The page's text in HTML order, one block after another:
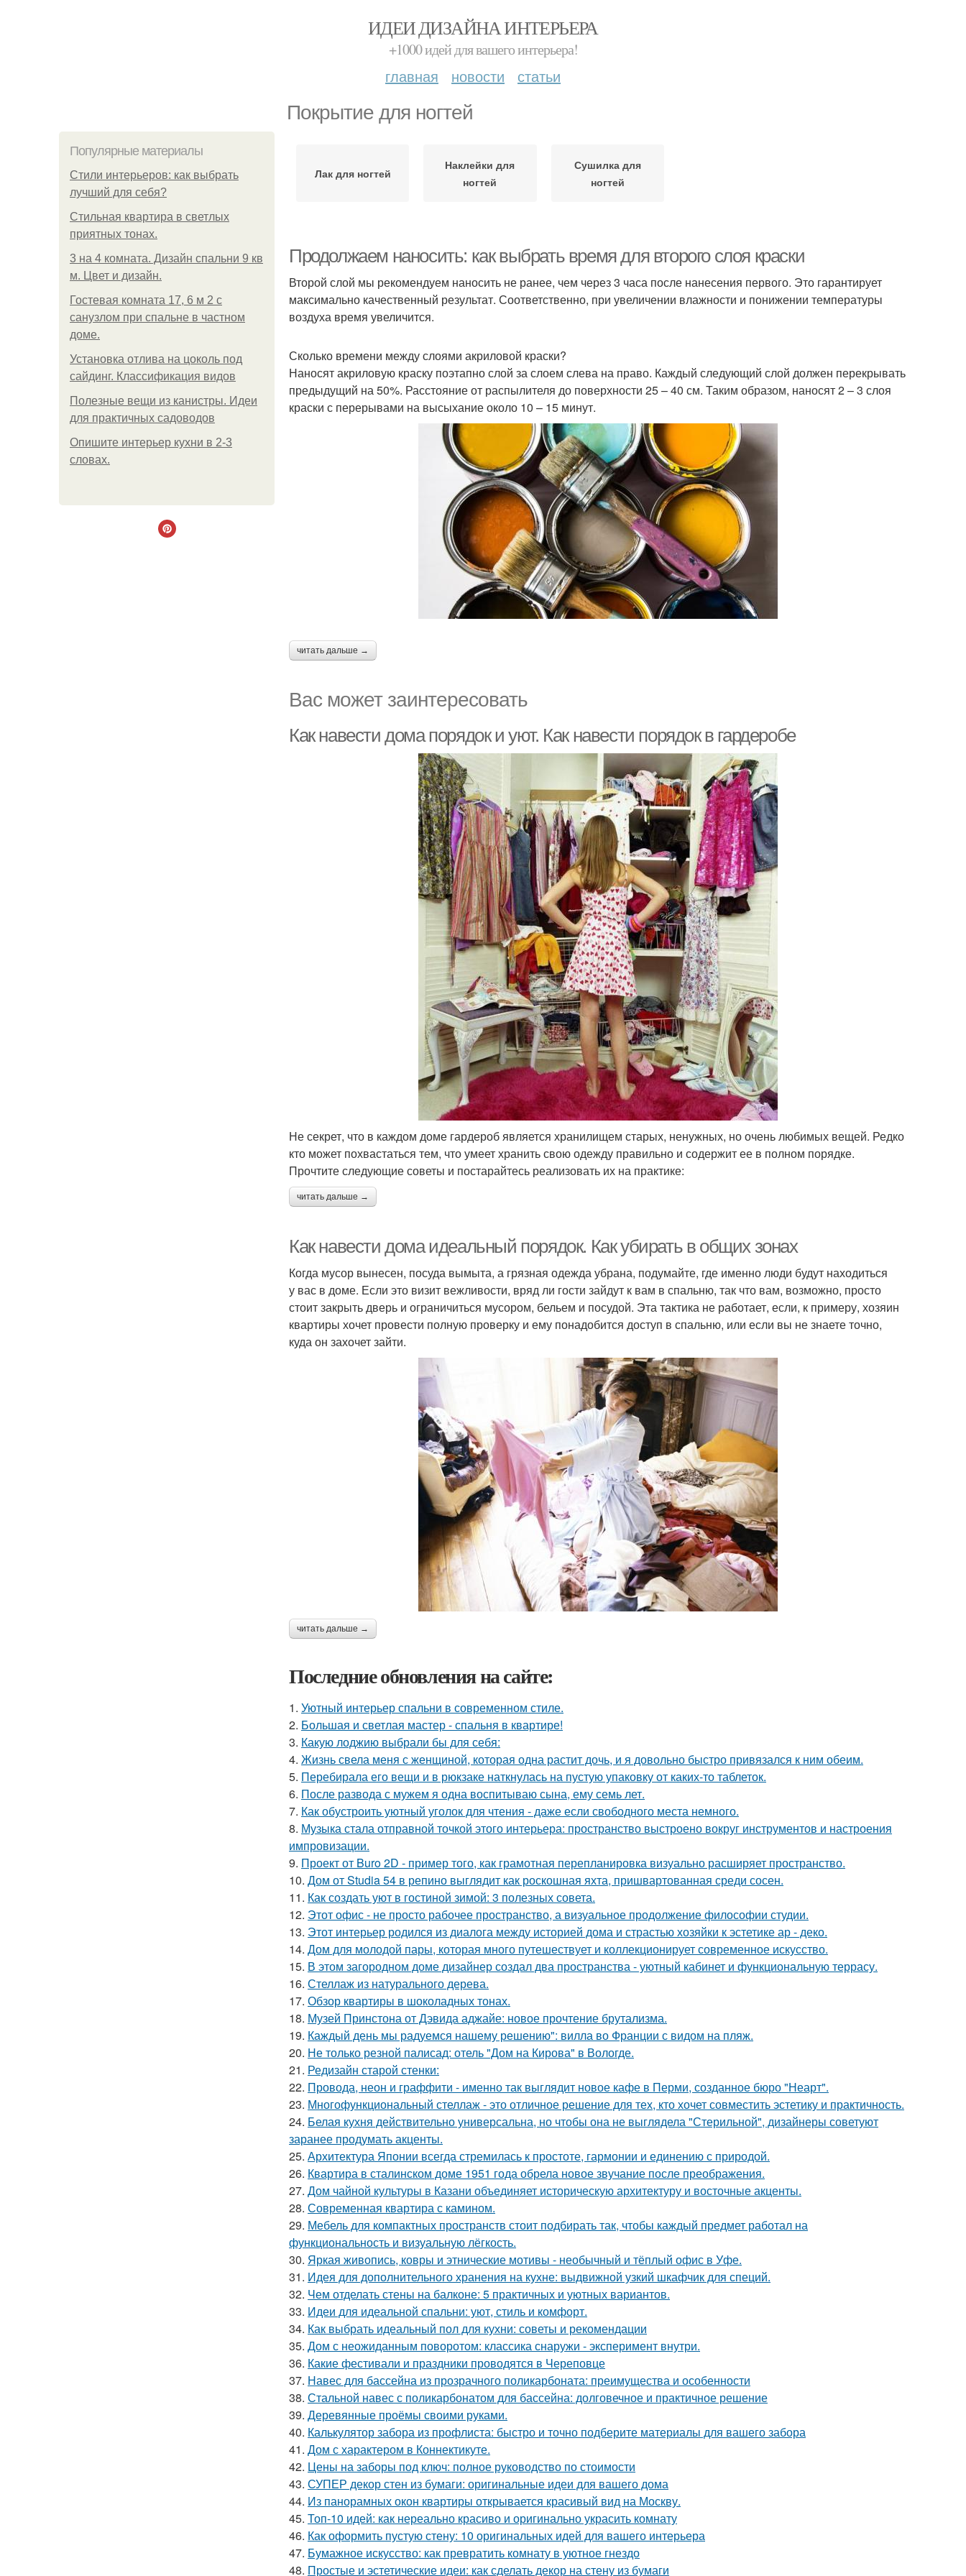
ИДЕИ ДИЗАЙНА ИНТЕРЬЕРА
+1000 идей для вашего интерьера!
главная новости статьи
Покрытие для ногтей
Популярные материалы
Стили интерьеров: как выбрать
лучший для себя?
Стильная квартира в светлых
приятных тонах.
3 на 4 комната. Дизайн спальни 9 кв
м. Цвет и дизайн.
Гостевая комната 17, 6 м 2 с
санузлом при спальне в частном
доме.
Установка отлива на цоколь под
сайдинг. Классификация видов
Полезные вещи из канистры. Идеи
для практичных садоводов
Опишите интерьер кухни в 2-3
словах.
Лак для ногтей
Наклейки для
ногтей
Сушилка для
ногтей
Продолжаем наносить: как выбрать время для второго слоя краски
Второй слой мы рекомендуем наносить не ранее, чем через 3 часа после нанесения первого. Это гарантирует
максимально качественный результат. Соответственно, при увеличении влажности и понижении температуры
воздуха время увеличится.
Сколько времени между слоями акриловой краски?
Наносят акриловую краску поэтапно слой за слоем слева на право. Каждый следующий слой должен перекрывать
предыдущий на 50%. Расстояние от распылителя до поверхности 25 – 40 см. Таким образом, наносят 2 – 3 слоя
краски с перерывами на высыхание около 10 – 15 минут.
читать дальше →
Вас может заинтересовать
Как навести дома порядок и уют. Как навести порядок в гардеробе
Не секрет, что в каждом доме гардероб является хранилищем старых, ненужных, но очень любимых вещей. Редко
кто может похвастаться тем, что умеет хранить свою одежду правильно и содержит ее в полном порядке.
Прочтите следующие советы и постарайтесь реализовать их на практике:
читать дальше →
Как навести дома идеальный порядок. Как убирать в общих зонах
Когда мусор вынесен, посуда вымыта, а грязная одежда убрана, подумайте, где именно люди будут находиться
у вас в доме. Если это визит вежливости, вряд ли гости зайдут к вам в спальню, так что вам, возможно, просто
стоит закрыть дверь и ограничиться мусором, бельем и посудой. Эта тактика не работает, если, к примеру, хозяин
квартиры хочет провести полную проверку и ему понадобится доступ в спальню, или если вы не знаете точно,
куда он захочет зайти.
читать дальше →
Последние обновления на сайте:
1. Уютный интерьер спальни в современном стиле.
2. Большая и светлая мастер - спальня в квартире!
3. Какую лоджию выбрали бы для себя:
4. Жизнь свела меня с женщиной, которая одна растит дочь, и я довольно быстро привязался к ним обеим.
5. Перебирала его вещи и в рюкзаке наткнулась на пустую упаковку от каких-то таблеток.
6. После развода с мужем я одна воспитываю сына, ему семь лет.
7. Как обустроить уютный уголок для чтения - даже если свободного места немного.
8. Музыка стала отправной точкой этого интерьера: пространство выстроено вокруг инструментов и настроения
импровизации.
9. Проект от Buro 2D - пример того, как грамотная перепланировка визуально расширяет пространство.
10. Дом от Studia 54 в репино выглядит как роскошная яхта, пришвартованная среди сосен.
11. Как создать уют в гостиной зимой: 3 полезных совета.
12. Этот офис - не просто рабочее пространство, а визуальное продолжение философии студии.
13. Этот интерьер родился из диалога между историей дома и страстью хозяйки к эстетике ар - деко.
14. Дом для молодой пары, которая много путешествует и коллекционирует современное искусство.
15. В этом загородном доме дизайнер создал два пространства - уютный кабинет и функциональную террасу.
16. Стеллаж из натурального дерева.
17. Обзор квартиры в шоколадных тонах.
18. Музей Принстона от Дэвида аджайе: новое прочтение брутализма.
19. Каждый день мы радуемся нашему решению": вилла во Франции с видом на пляж.
20. Не только резной палисад: отель "Дом на Кирова" в Вологде.
21. Редизайн старой стенки:
22. Провода, неон и граффити - именно так выглядит новое кафе в Перми, созданное бюро "Неарт".
23. Многофункциональный стеллаж - это отличное решение для тех, кто хочет совместить эстетику и практичность.
24. Белая кухня действительно универсальна, но чтобы она не выглядела "Стерильной", дизайнеры советуют
заранее продумать акценты.
25. Архитектура Японии всегда стремилась к простоте, гармонии и единению с природой.
26. Квартира в сталинском доме 1951 года обрела новое звучание после преображения.
27. Дом чайной культуры в Казани объединяет историческую архитектуру и восточные акценты.
28. Современная квартира с камином.
29. Мебель для компактных пространств стоит подбирать так, чтобы каждый предмет работал на
функциональность и визуальную лёгкость.
30. Яркая живопись, ковры и этнические мотивы - необычный и тёплый офис в Уфе.
31. Идея для дополнительного хранения на кухне: выдвижной узкий шкафчик для специй.
32. Чем отделать стены на балконе: 5 практичных и уютных вариантов.
33. Идеи для идеальной спальни: уют, стиль и комфорт.
34. Как выбрать идеальный пол для кухни: советы и рекомендации
35. Дом с неожиданным поворотом: классика снаружи - эксперимент внутри.
36. Какие фестивали и праздники проводятся в Череповце
37. Навес для бассейна из прозрачного поликарбоната: преимущества и особенности
38. Стальной навес с поликарбонатом для бассейна: долговечное и практичное решение
39. Деревянные проёмы своими руками.
40. Калькулятор забора из профлиста: быстро и точно подберите материалы для вашего забора
41. Дом с характером в Коннектикуте.
42. Цены на заборы под ключ: полное руководство по стоимости
43. СУПЕР декор стен из бумаги: оригинальные идеи для вашего дома
44. Из панорамных окон квартиры открывается красивый вид на Москву.
45. Топ-10 идей: как нереально красиво и оригинально украсить комнату
46. Как оформить пустую стену: 10 оригинальных идей для вашего интерьера
47. Бумажное искусство: как превратить комнату в уютное гнездо
48. Простые и эстетические идеи: как сделать декор на стену из бумаги